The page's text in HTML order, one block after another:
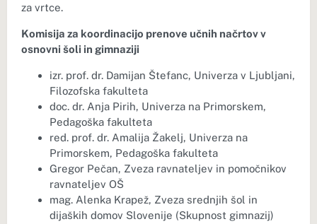
za vrtce.
Komisija za koordinacijo prenove učnih načrtov v
osnovni šoli in gimnaziji
izr. prof. dr. Damijan Štefanc, Univerza v Ljubljani,
Filozofska fakulteta
doc. dr. Anja Pirih, Univerza na Primorskem,
Pedagoška fakulteta
red. prof. dr. Amalija Žakelj, Univerza na
Primorskem, Pedagoška fakulteta
Gregor Pečan, Zveza ravnateljev in pomočnikov
ravnateljev OŠ
mag. Alenka Krapež, Zveza srednjih šol in
dijaških domov Slovenije (Skupnost gimnazij)